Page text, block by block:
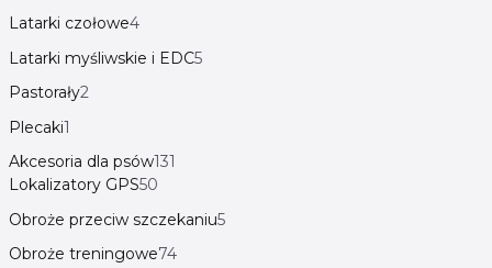
Latarki czołowe4
Latarki myśliwskie i EDC5
Pastorały2
Plecaki1
Akcesoria dla psów131
Lokalizatory GPS50
Obroże przeciw szczekaniu5
Obroże treningowe74